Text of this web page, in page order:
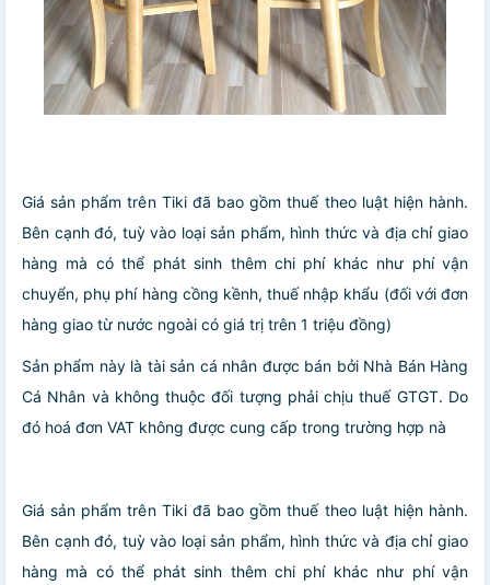
Giá sản phẩm trên Tiki đã bao gồm thuế theo luật hiện hành.
Bên cạnh đó, tuỳ vào loại sản phẩm, hình thức và địa chỉ giao
hàng mà có thể phát sinh thêm chi phí khác như phí vận
chuyển, phụ phí hàng cồng kềnh, thuế nhập khẩu (đối với đơn
hàng giao từ nước ngoài có giá trị trên 1 triệu đồng)
Sản phẩm này là tài sản cá nhân được bán bởi Nhà Bán Hàng
Cá Nhân và không thuộc đối tượng phải chịu thuế GTGT. Do
đó hoá đơn VAT không được cung cấp trong trường hợp nà
Giá sản phẩm trên Tiki đã bao gồm thuế theo luật hiện hành.
Bên cạnh đó, tuỳ vào loại sản phẩm, hình thức và địa chỉ giao
hàng mà có thể phát sinh thêm chi phí khác như phí vận